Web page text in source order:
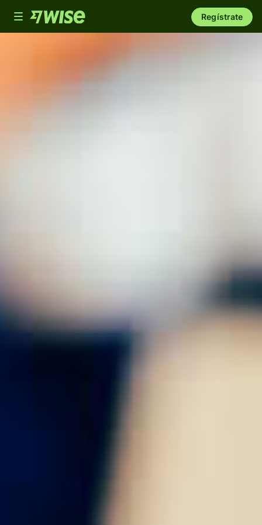
Toggle
navigation
Regístrate